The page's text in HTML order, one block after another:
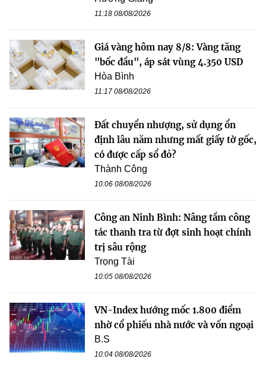
11:18 08/08/2026
Giá vàng hôm nay 8/8: Vàng tăng
"bốc đầu", áp sát vùng 4.350 USD
Hòa Bình
11:17 08/08/2026
Đất chuyển nhượng, sử dụng ổn
định lâu năm nhưng mất giấy tờ gốc,
có được cấp sổ đỏ?
Thành Công
10:06 08/08/2026
Công an Ninh Bình: Nâng tầm công
tác thanh tra từ đợt sinh hoạt chính
trị sâu rộng
Trọng Tài
10:05 08/08/2026
VN-Index hướng mốc 1.800 điểm
nhờ cổ phiếu nhà nước và vốn ngoại
B.S
10:04 08/08/2026